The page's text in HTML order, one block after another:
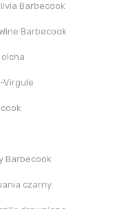
Barbecook
Barbecook
olcha
Virgule
Barbecook
czarny